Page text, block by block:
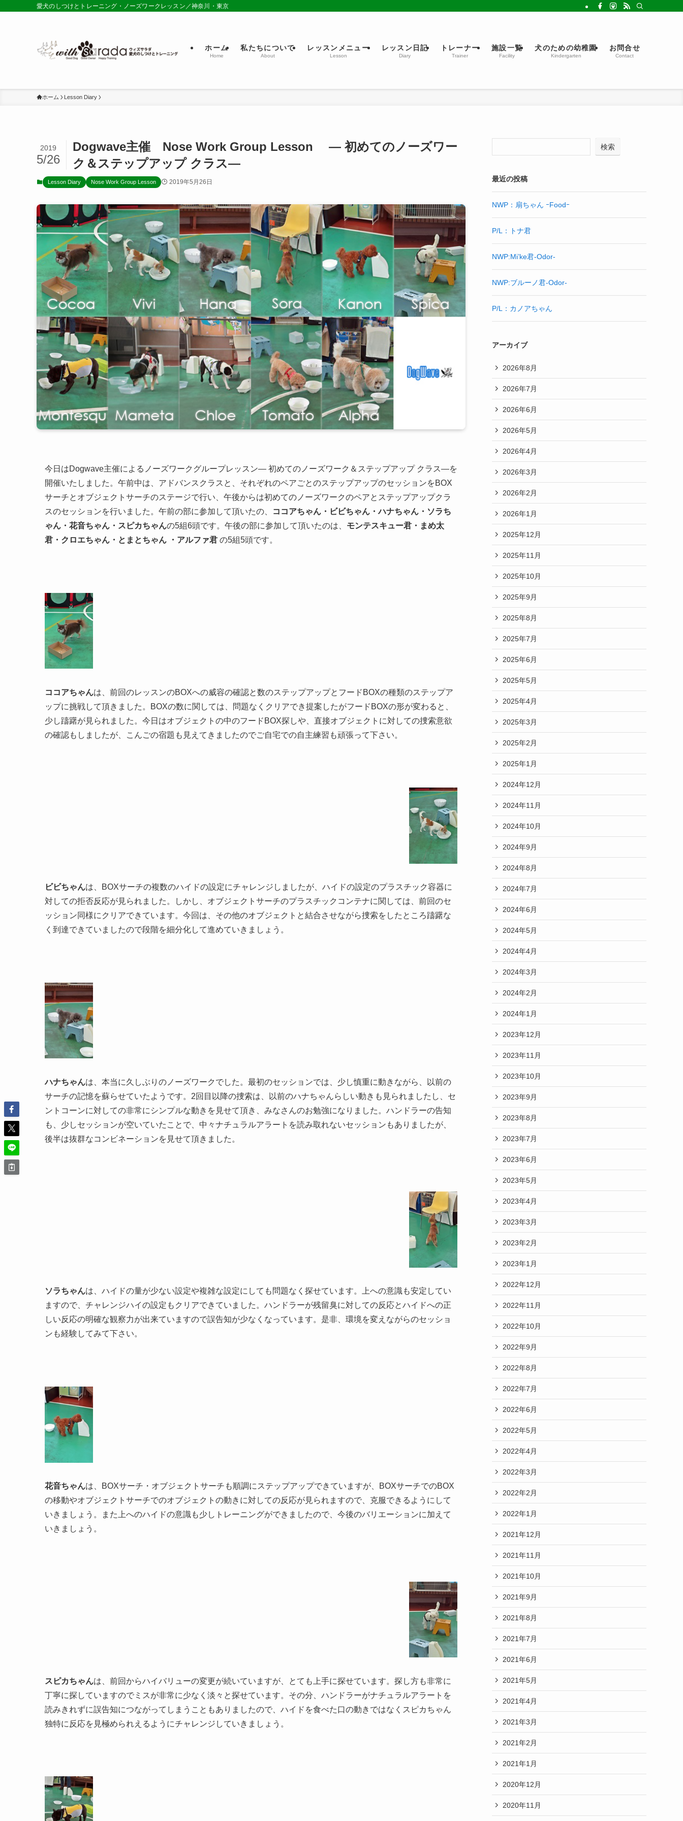
愛犬のしつけとトレーニング・ノーズワークレッスン／神奈川・東京
ホーム
Home
私たちについて
About
レッスンメニュー
Lesson
レッスン日記
Diary
トレーナー
Trainer
施設一覧
Facility
犬のための幼稚園
Kindergarten
お問合せ
Contact
ホーム Lesson Diary
Dogwave主催 Nose Work Group Lesson ― 初めてのノーズワー
ク＆ステップアップ クラス―
2019
5/26
Lesson Diary Nose Work Group Lesson 2019年5月26日
今日はDogwave主催によるノーズワークグループレッスン― 初めてのノーズワーク＆ステップアップ クラス―を
開催いたしました。午前中は、アドバンスクラスと、それぞれのペアごとのステップアップのセッションをBOX
サーチとオブジェクトサーチのステージで行い、午後からは初めてのノーズワークのペアとステップアップクラ
スのセッションを行いました。午前の部に参加して頂いたの、
ココアちゃん・ビビちゃん・ハナちゃん・ソラち
ゃん・花音ちゃん・スピカちゃんの5組6頭です。午後の部に参加して頂いたのは、 モンテスキュー君・まめ太
君・クロエちゃん・とまとちゃん
・アルファ君 の5組5頭です。
ココアちゃんは、前回のレッスンのBOXへの威容の確認と数のステップアップとフードBOXの種類のステップア
ップに挑戦して頂きました。BOXの数に関しては、問題なくクリアでき提案したがフードBOXの形が変わると、
少し躊躇が見られました。今日はオブジェクトの中のフードBOX探しや、直接オブジェクトに対しての捜索意欲
の確認もしましたが、こんごの宿題も見えてきましたのでご自宅での自主練習も頑張って下さい。
ビビちゃんは、BOXサーチの複数のハイドの設定にチャレンジしましたが、ハイドの設定のプラスチック容器に
対しての拒否反応が見られました。しかし、オブジェクトサーチのプラスチックコンテナに関しては、前回のセ
ッション同様にクリアできています。今回は、その他のオブジェクトと結合させながら捜索をしたところ躊躇な
く到達できていましたので段階を細分化して進めていきましょう。
ハナちゃんは、本当に久しぶりのノーズワークでした。最初のセッションでは、少し慎重に動きながら、以前の
サーチの記憶を蘇らせていたようです。2回目以降の捜索は、以前のハナちゃんらしい動きも見られましたし、セ
ントコーンに対しての非常にシンプルな動きを見せて頂き、みなさんのお勉強になりました。ハンドラーの告知
も、少しセッションが空いていたことで、中々ナチュラルアラートを読み取れないセッションもありましたが、
後半は抜群なコンビネーションを見せて頂きました。
ソラちゃんは、ハイドの量が少ない設定や複雑な設定にしても問題なく探せています。上への意識も安定してい
ますので、チャレンジハイの設定もクリアできていました。ハンドラーが残留臭に対しての反応とハイドへの正
しい反応の明確な観察力が出来ていますので誤告知が少なくなっています。是非、環境を変えながらのセッショ
ンも経験してみて下さい。
花音ちゃんは、BOXサーチ・オブジェクトサーチも順調にステップアップできていますが、BOXサーチでのBOX
の移動やオブジェクトサーチでのオブジェクトの動きに対しての反応が見られますので、克服できるようにして
いきましょう。また上へのハイドの意識も少しトレーニングができましたので、今後のバリエーションに加えて
いきましょう。
スピカちゃんは、前回からハイバリューの変更が続いていますが、とても上手に探せています。探し方も非常に
丁寧に探していますのでミスが非常に少なく淡々と探せています。その分、ハンドラーがナチュラルアラートを
読みきれずに誤告知につながってしまうこともありましたので、ハイドを食べた口の動きではなくスピカちゃん
独特に反応を見極められえるようにチャレンジしていきましょう。
検索
最近の投稿
NWP：扇ちゃん ｰFoodｰ
P/L：トナ君
NWP:Mi’ke君-Odor-
NWP:ブルーノ君-Odor-
P/L：カノアちゃん
アーカイブ
2026年8月
2026年7月
2026年6月
2026年5月
2026年4月
2026年3月
2026年2月
2026年1月
2025年12月
2025年11月
2025年10月
2025年9月
2025年8月
2025年7月
2025年6月
2025年5月
2025年4月
2025年3月
2025年2月
2025年1月
2024年12月
2024年11月
2024年10月
2024年9月
2024年8月
2024年7月
2024年6月
2024年5月
2024年4月
2024年3月
2024年2月
2024年1月
2023年12月
2023年11月
2023年10月
2023年9月
2023年8月
2023年7月
2023年6月
2023年5月
2023年4月
2023年3月
2023年2月
2023年1月
2022年12月
2022年11月
2022年10月
2022年9月
2022年8月
2022年7月
2022年6月
2022年5月
2022年4月
2022年3月
2022年2月
2022年1月
2021年12月
2021年11月
2021年10月
2021年9月
2021年8月
2021年7月
2021年6月
2021年5月
2021年4月
2021年3月
2021年2月
2021年1月
2020年12月
2020年11月